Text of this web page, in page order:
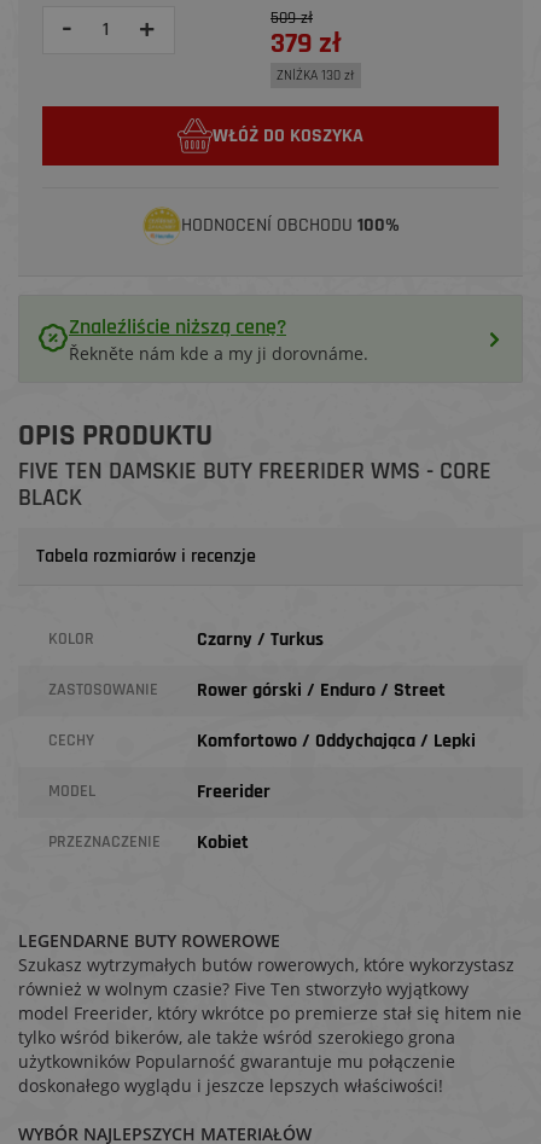
- + 509 zł
379 zł
ZNİŻKA 130 zł
WŁÓŻ DO KOSZYKA
HODNOCENÍ OBCHODU 100%
Znaleźliście niższą cenę?
Řekněte nám kde a my ji dorovnáme.
OPIS PRODUKTU
FIVE TEN DAMSKIE BUTY FREERIDER WMS - CORE
BLACK
Tabela rozmiarów i recenzje
KOLOR Czarny / Turkus
ZASTOSOWANIE Rower górski / Enduro / Street
CECHY Komfortowo / Oddychająca / Lepki
MODEL Freerider
PRZEZNACZENIE Kobiet
LEGENDARNE BUTY ROWEROWE
Szukasz wytrzymałych butów rowerowych, które wykorzystasz
również w wolnym czasie? Five Ten stworzyło wyjątkowy
model Freerider, który wkrótce po premierze stał się hitem nie
tylko wśród bikerów, ale także wśród szerokiego grona
użytkowników Popularność gwarantuje mu połączenie
doskonałego wyglądu i jeszcze lepszych właściwości!
WYBÓR NAJLEPSZYCH MATERIAŁÓW